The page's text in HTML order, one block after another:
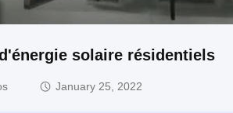
solaire résidentiels
January 25, 2022